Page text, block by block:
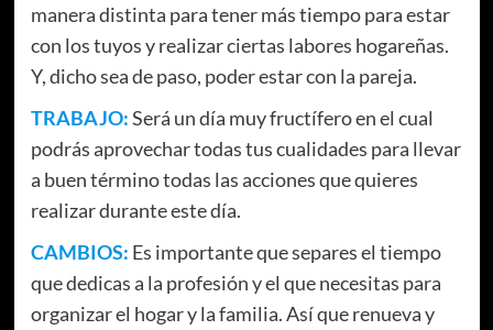
manera distinta para tener más tiempo para estar
con los tuyos y realizar ciertas labores hogareñas.
Y, dicho sea de paso, poder estar con la pareja.
TRABAJO:Será un día muy fructífero en el cual
podrás aprovechar todas tus cualidades para llevar
a buen término todas las acciones que quieres
realizar durante este día.
CAMBIOS: Es importante que separes el tiempo
que dedicas a la profesión y el que necesitas para
organizar el hogar y la familia. Así que renueva y